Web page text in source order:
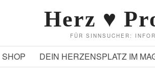
Herz ♥
FÜR SINNSUCHER:
SHOP DEIN HERZENSPLATZ IM